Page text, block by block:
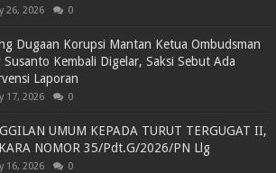
26, 2026 0
Dugaan Korupsi Mantan Ketua Ombudsman
Susanto Kembali Digelar, Saksi Sebut Ada
Laporan
17, 2026 0
UMUM KEPADA TURUT TERGUGAT II,
NOMOR 35/Pdt.G/2026/PN Llg
16, 2026 0